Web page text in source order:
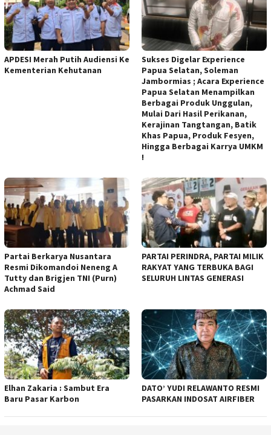
APDESI Merah Putih Audiensi Ke
Kementerian Kehutanan
Sukses Digelar Experience
Papua Selatan, Soleman
Jambormias ; Acara Experience
Papua Selatan Menampilkan
Berbagai Produk Unggulan,
Mulai Dari Hasil Perikanan,
Kerajinan Tangtangan, Batik
Khas Papua, Produk Fesyen,
Hingga Berbagai Karrya UMKM
!
Partai Berkarya Nusantara
Resmi Dikomandoi Neneng A
Tutty dan Brigjen TNI (Purn)
Achmad Said
PARTAI PERINDRA, PARTAI MILIK
RAKYAT YANG TERBUKA BAGI
SELURUH LINTAS GENERASI
Elhan Zakaria : Sambut Era
Baru Pasar Karbon
DATO’ YUDI RELAWANTO RESMI
PASARKAN INDOSAT AIRFIBER